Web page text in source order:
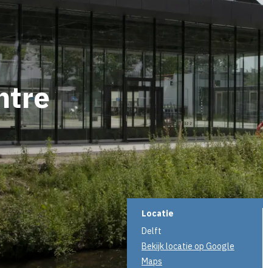
Projectinformatie
Locatie
Delft
Bekijk locatie op Google
Maps